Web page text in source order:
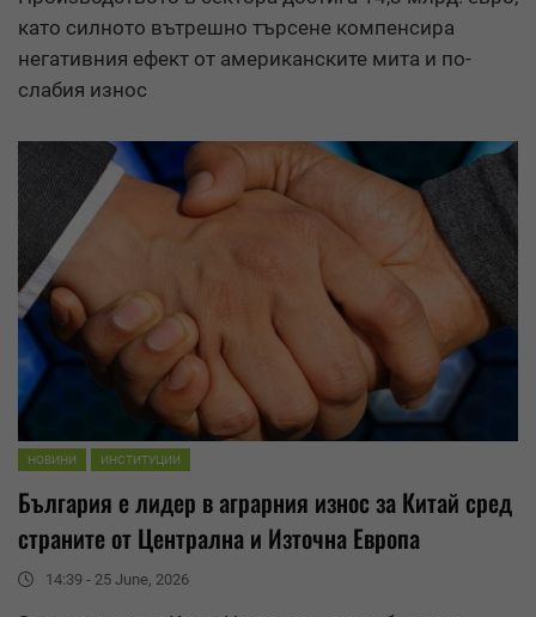
като силното вътрешно търсене компенсира
негативния ефект от американските мита и по-
слабия износ
НОВИНИ ИНСТИТУЦИИ
България е лидер в аграрния износ за Китай сред
страните от Централна и Източна Европа
14:39 - 25 June, 2026